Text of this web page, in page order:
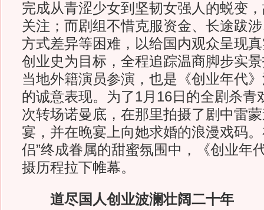
完成从青涩少女到坚韧女强人的蜕变
关注；而剧组不惜克服资金、长途跋
方式差异等困难，以给国内观众呈现
创业史为目标，全程追踪温商脚步实
当地外籍演员参演，也是《创业年代
的诚意表现。为了1月16日的全剧杀青
次转场诺曼底，在那里拍摄了剧中雷
宴，并在晚宴上向她求婚的浪漫戏码
侣”终成眷属的甜蜜氛围中，《创业年
摄历程拉下帷幕。
道尽国人创业波澜壮阔二十年